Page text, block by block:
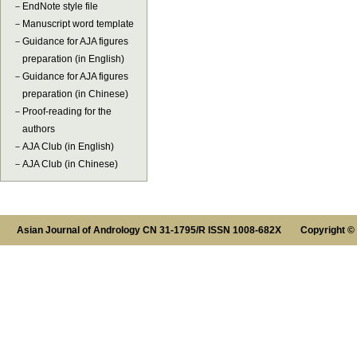
－ EndNote style file
－ Manuscript word template
－ Guidance for AJA figures
preparation (in English)
－ Guidance for AJA figures
preparation (in Chinese)
－ Proof-reading for the
authors
－ AJA Club (in English)
－ AJA Club (in Chinese)
Asian Journal of Andrology CN 31-1795/R ISSN 1008-682X